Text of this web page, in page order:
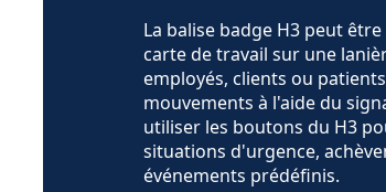
La balise badge H3 peut
carte de travail sur une
employés, clients ou
mouvements à l'aide du
utiliser les boutons du H3
situations d'urgence,
événements prédéfinis.